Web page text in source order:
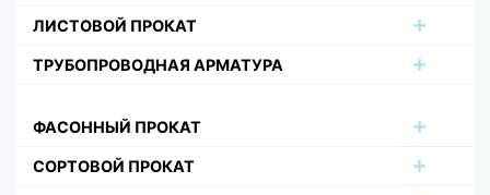
ЛИСТОВОЙ ПРОКАТ
ТРУБОПРОВОДНАЯ АРМАТУРА
ФАСОННЫЙ ПРОКАТ
СОРТОВОЙ ПРОКАТ